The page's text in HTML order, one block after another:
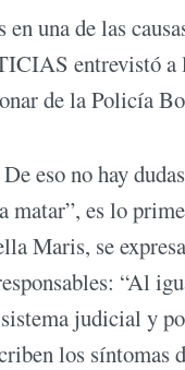
una de las
entrevistó
de la Policía
eso no hay
es lo
Maris, se
“Al
judicial y
los síntomas